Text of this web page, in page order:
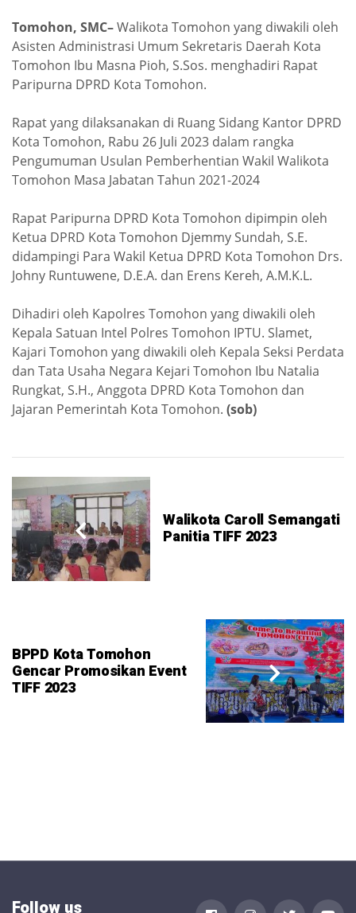
Tomohon, SMC–Walikota Tomohon yang diwakili oleh
Asisten Administrasi Umum Sekretaris Daerah Kota
Tomohon Ibu Masna Pioh, S.Sos. menghadiri Rapat
Paripurna DPRD Kota Tomohon.
Rapat yang dilaksanakan di Ruang Sidang Kantor DPRD
Kota Tomohon, Rabu 26 Juli 2023 dalam rangka
Pengumuman Usulan Pemberhentian Wakil Walikota
Tomohon Masa Jabatan Tahun 2021-2024
Rapat Paripurna DPRD Kota Tomohon dipimpin oleh
Ketua DPRD Kota Tomohon Djemmy Sundah, S.E.
didampingi Para Wakil Ketua DPRD Kota Tomohon Drs.
Johny Runtuwene, D.E.A. dan Erens Kereh, A.M.K.L.
Dihadiri oleh Kapolres Tomohon yang diwakili oleh
Kepala Satuan Intel Polres Tomohon IPTU. Slamet,
Kajari Tomohon yang diwakili oleh Kepala Seksi Perdata
dan Tata Usaha Negara Kejari Tomohon Ibu Natalia
Rungkat, S.H., Anggota DPRD Kota Tomohon dan
Jajaran Pemerintah Kota Tomohon. (sob)
Walikota Caroll Semangati
Panitia TIFF 2023
BPPD Kota Tomohon
Gencar Promosikan Event
TIFF 2023
Follow us